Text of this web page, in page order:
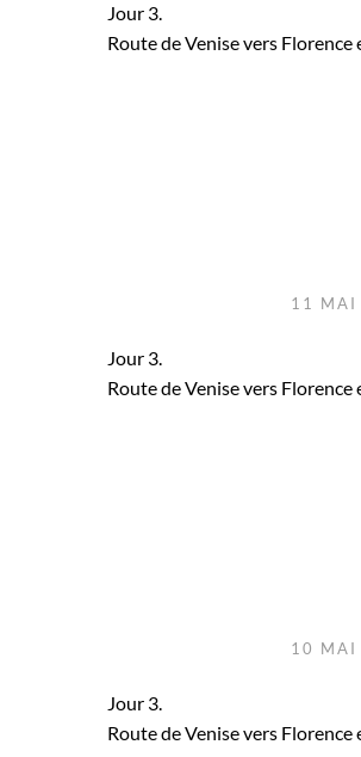
Jour 3.
Route de Venise vers Florence
11 MAI
Jour 3.
Route de Venise vers Florence
10 MAI
Jour 3.
Route de Venise vers Florence